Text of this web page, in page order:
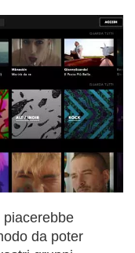
piacerebbe
da poter